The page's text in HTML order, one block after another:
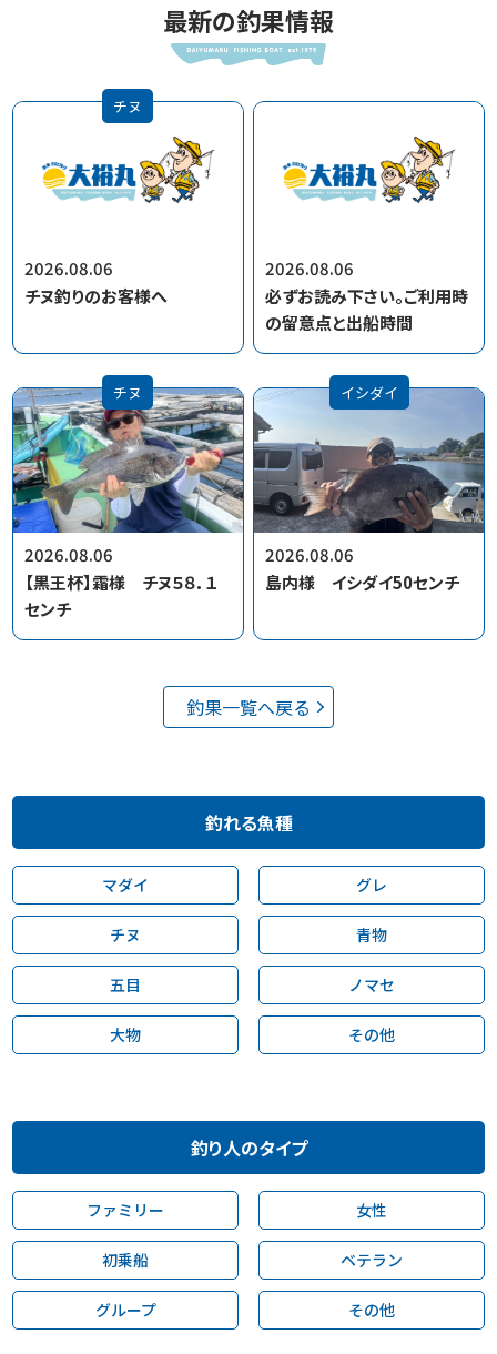
最新の釣果情報
2026.08.06
チヌ釣りのお客様へ
チヌ
2026.08.06
必ずお読み下さい。ご利用時
の留意点と出船時間
2026.08.06
【黒王杯】霜様 チヌ５８．１
センチ
チヌ
2026.08.06
島内様 イシダイ50センチ
イシダイ
釣果一覧へ戻る
釣れる魚種
マダイ グレ
チヌ 青物
五目 ノマセ
大物 その他
釣り人のタイプ
ファミリー 女性
初乗船 ベテラン
グループ その他